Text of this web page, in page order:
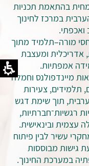
בהתאמת תכניות
במרכז לחינוך
ואכפתי.
מורה–תלמיד מתוך
אדריכלית ומעצבת
אמפתיות.
מיינדפולנס וחמלה
תלמידים, צעירות
תוך שימת דגש
רגשיות־חברתיות,
עצמית ובינאישית.
עשיר לבין פיתוח
גישות מבוססות
במערכת החינוך.